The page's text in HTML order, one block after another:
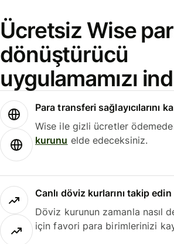
Ücretsiz Wise
dönüştürücü
uygulamamızı
Para transferi sağlayıcılarını
Wise ile gizli ücretler
kurunu elde edeceksiniz.
Canlı döviz kurlarını takip edin
Döviz kurunun zamanla nasıl
için favori para birimlerinizi